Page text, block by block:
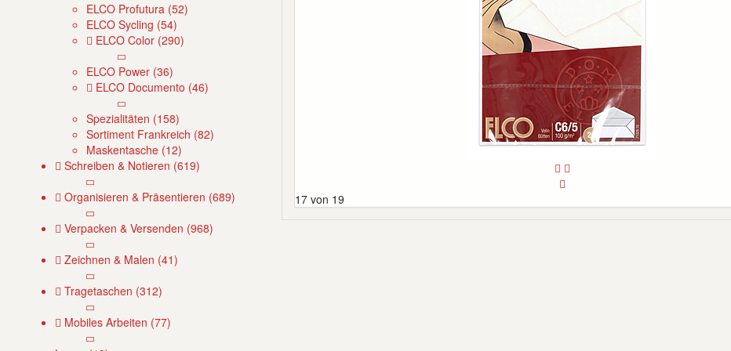
ELCO Profutura (52)
ELCO Sycling (54)
ELCO Color (290)
ELCO Power (36)
ELCO Documento (46)
Spezialitäten (158)
Sortiment Frankreich (82)
Maskentasche (12)
Schreiben & Notieren (619)
Organisieren & Präsentieren (689)
Verpacken & Versenden (968)
Zeichnen & Malen (41)
Tragetaschen (312)
Mobiles Arbeiten (77)
17 von 19